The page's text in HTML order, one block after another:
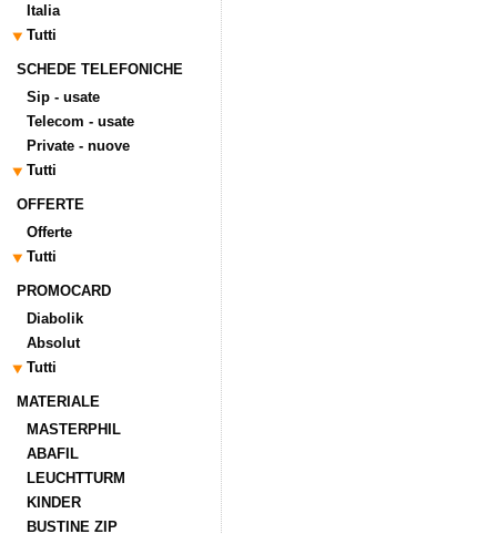
Italia
Tutti
SCHEDE TELEFONICHE
Sip - usate
Telecom - usate
Private - nuove
Tutti
OFFERTE
Offerte
Tutti
PROMOCARD
Diabolik
Absolut
Tutti
MATERIALE
MASTERPHIL
ABAFIL
LEUCHTTURM
KINDER
BUSTINE ZIP